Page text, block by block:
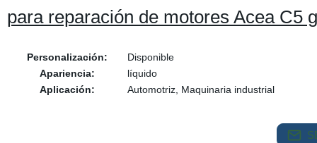
para reparación de motores Acea C5
Personalización:
Disponible
Apariencia:
líquido
Aplicación:
Automotriz, Maquinaria industrial